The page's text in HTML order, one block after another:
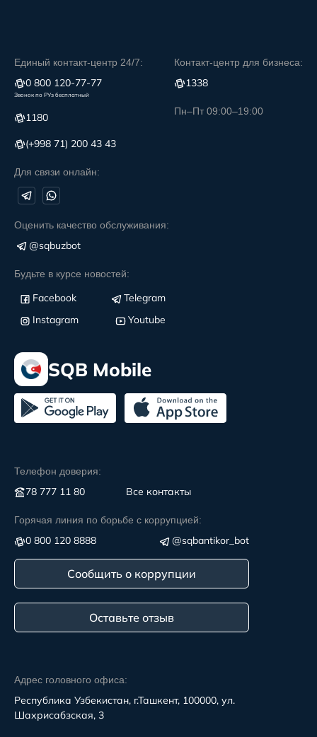
Адрес головного офиса:
Республика Узбекистан, г.Ташкент, 100000, ул.
Шахрисабзская, 3
Единый контакт-центр 24/7:
0 800 120-77-77
Звонок по РУз бесплатный
1180
(+998 71) 200 43 43
Для связи онлайн:
Контакт-центр для бизнеса:
1338
Пн–Пт 09:00–19:00
Оценить качество обслуживания:
@sqbuzbot
Будьте в курсе новостей:
Facebook
Telegram
Instagram
Youtube
SQB Mobile
Телефон доверия:
78 777 11 80 Все контакты
Горячая линия по борьбе с коррупцией:
0 800 120 8888 @sqbantikor_bot
Сообщить о коррупции
Оставьте отзыв